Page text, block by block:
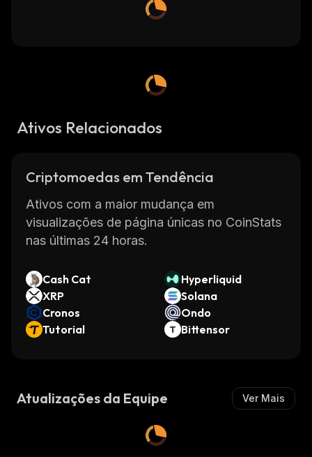
Ativos Relacionados
Criptomoedas em Tendência
Ativos com a maior mudança em
visualizações de página únicas no CoinStats
nas últimas 24 horas.
Cash Cat
Hyperliquid
XRP
Solana
Cronos
Ondo
Tutorial
Bittensor
Atualizações da Equipe Ver Mais